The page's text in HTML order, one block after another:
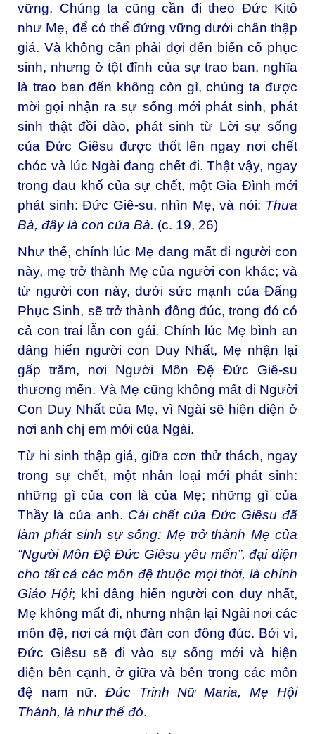
vững. Chúng ta cũng cần đi theo Đức Kitô
như Mẹ, để có thể đứng vững dưới chân thập
giá. Và không cần phải đợi đến biến cố phục
sinh, nhưng ở tột đỉnh của sự trao ban, nghĩa
là trao ban đến không còn gì, chúng ta được
mời gọi nhận ra sự sống mới phát sinh, phát
sinh thật đồi dào, phát sinh từ Lời sự sống
của Đức Giêsu được thốt lên ngay nơi chết
chóc và lúc Ngài đang chết đi. Thật vậy, ngay
trong đau khổ của sự chết, một Gia Đình mới
phát sinh: Đức Giê-su, nhìn Mẹ, và nói: Thưa
Bà, đây là con của Bà. (c. 19, 26)
Như thế, chính lúc Mẹ đang mất đi người con
này, mẹ trở thành Mẹ của người con khác; và
từ người con này, dưới sức mạnh của Đấng
Phục Sinh, sẽ trở thành đông đúc, trong đó có
cả con trai lẫn con gái. Chính lúc Mẹ bình an
dâng hiến người con Duy Nhất, Mẹ nhận lại
gấp trăm, nơi Người Môn Đệ Đức Giê-su
thương mến. Và Mẹ cũng không mất đi Người
Con Duy Nhất của Mẹ, vì Ngài sẽ hiện diện ở
nơi anh chị em mới của Ngài.
Từ hi sinh thập giá, giữa cơn thử thách, ngay
trong sự chết, một nhân loại mới phát sinh:
những gì của con là của Mẹ; những gì của
Thầy là của anh. Cái chết của Đức Giêsu đã
làm phát sinh sự sống: Mẹ trở thành Mẹ của
“Người Môn Đệ Đức Giêsu yêu mến”, đại diện
cho tất cả các môn đệ thuộc mọi thời, là chính
Giáo Hội; khi dâng hiến người con duy nhất,
Mẹ không mất đi, nhưng nhận lại Ngài nơi các
môn đệ, nơi cả một đàn con đông đúc. Bởi vì,
Đức Giêsu sẽ đi vào sự sống mới và hiện
diện bên cạnh, ở giữa và bên trong các môn
đệ nam nữ. Đức Trinh Nữ Maria, Mẹ Hội
Thánh, là như thế đó.